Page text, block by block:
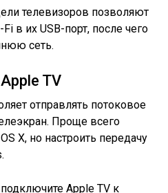
телевизоров позволяют
в их USB-порт, после чего
сеть.
TV
отправлять потоковое
Проще всего
X, но настроить передачу
Apple TV к